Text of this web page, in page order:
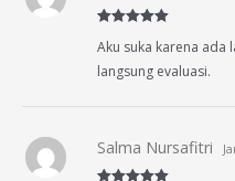
of 5
Aku suka karena ada
langsung evaluasi.
Salma Nursafitri